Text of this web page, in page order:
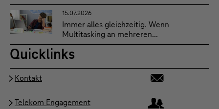
15.07.2026
Immer alles gleichzeitig. Wenn
Multitasking an mehreren...
Quicklinks
Kontakt
Telekom Engagement